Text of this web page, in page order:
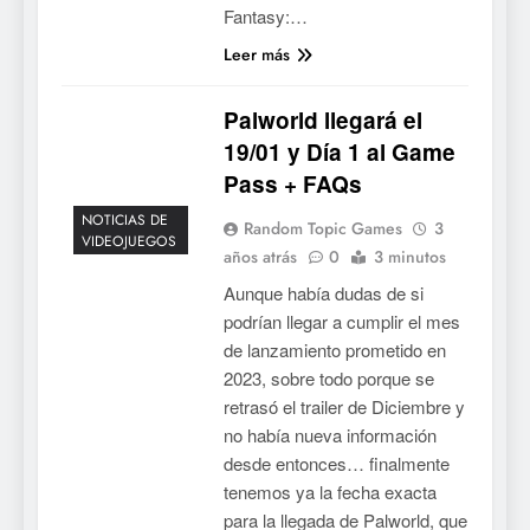
Fantasy:…
Leer más
NOTICIAS DE
VIDEOJUEGOS
Palworld llegará el
19/01 y Día 1 al Game
Pass + FAQs
Random Topic Games
3
años atrás
0 3 minutos
Aunque había dudas de si
podrían llegar a cumplir el mes
de lanzamiento prometido en
2023, sobre todo porque se
retrasó el trailer de Diciembre y
no había nueva información
desde entonces… finalmente
tenemos ya la fecha exacta
para la llegada de Palworld, que
para PC y móviles
NOTICIAS DE VIDEOJUEGOS
Onimusha: Way of the Sword
ya tiene fecha: Capcom
lanza demo gratuita y abre
reservas
NOTICIAS DE VIDEOJUEGOS
7
No Rest for the Wicked
confirma su versión 1.0 para
octubre en PS5 y PC
NOTICIAS DE VIDEOJUEGOS
Stuntman: Hollywood
devuelve el espectáculo de
la conducción acrobática a
PS5, Xbox Series X|S y PC
NOTICIAS DE VIDEOJUEGOS